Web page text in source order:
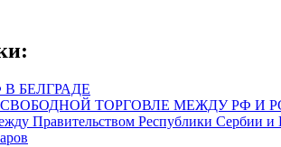
БЕЛГРАДЕ
ТОРГОВЛЕ МЕЖДУ РФ И
Правительством Республики Сербии и